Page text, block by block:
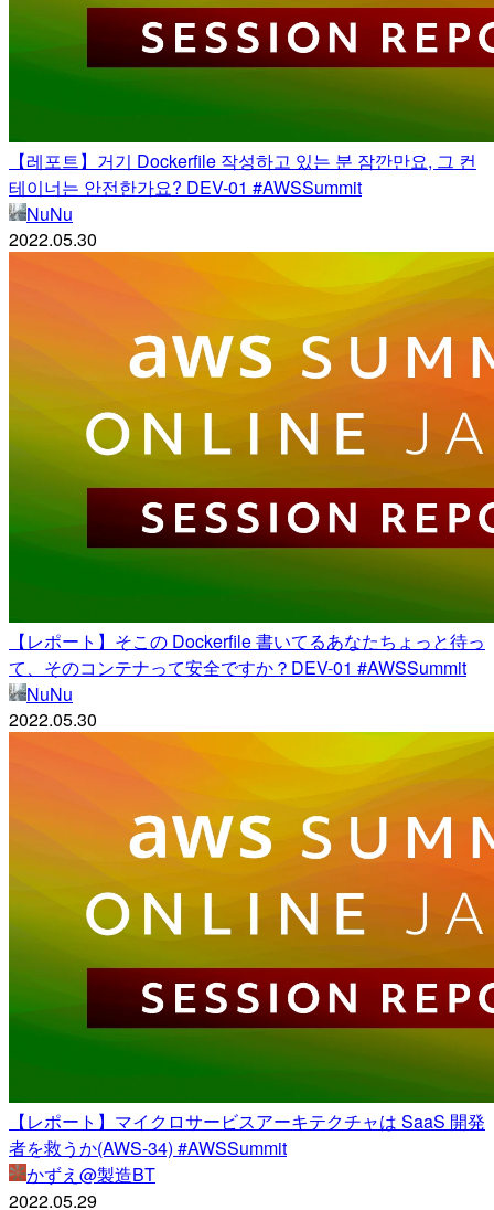
【레포트】거기 Dockerfile 작성하고 있는 분 잠깐만요, 그 컨
테이너는 안전한가요? DEV-01 #AWSSummit
NuNu
2022.05.30
【レポート】そこの Dockerfile 書いてるあなたちょっと待っ
て、そのコンテナって安全ですか？DEV-01 #AWSSummit
NuNu
2022.05.30
【レポート】マイクロサービスアーキテクチャは SaaS 開発
者を救うか(AWS-34) #AWSSummit
かずえ@製造BT
2022.05.29